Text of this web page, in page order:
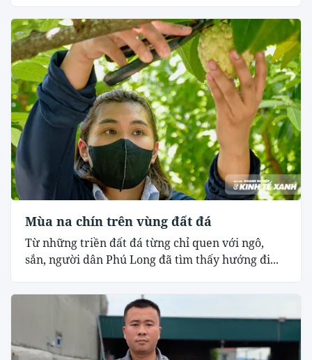
Mùa na chín trên vùng đất đá
Từ những triền đất đá từng chỉ quen với ngô,
sắn, người dân Phú Long đã tìm thấy hướng đi...